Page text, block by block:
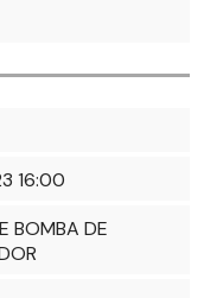
16:00
BOMBA DE